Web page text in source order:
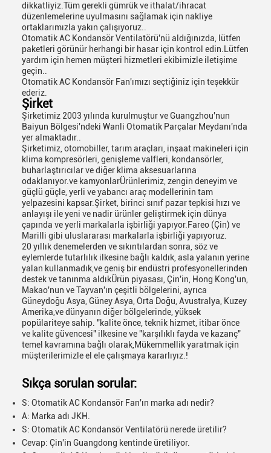
dikkatliyiz.Tüm gerekli gümrük ve ithalat/ihracat
düzenlemelerine uyulmasını sağlamak için nakliye
ortaklarımızla yakın çalışıyoruz..
Otomatik AC Kondansör Ventilatörü'nü aldığınızda, lütfen
paketleri görünür herhangi bir hasar için kontrol edin.Lütfen
yardım için hemen müşteri hizmetleri ekibimizle iletişime
geçin..
Otomatik AC Kondansör Fan'ımızı seçtiğiniz için teşekkür
ederiz.
Şirket
Şirketimiz 2003 yılında kurulmuştur ve Guangzhou'nun
Baiyun Bölgesi'ndeki Wanli Otomatik Parçalar Meydanı'nda
yer almaktadır..
Şirketimiz, otomobiller, tarım araçları, inşaat makineleri için
klima kompresörleri, genişleme valfleri, kondansörler,
buharlaştırıcılar ve diğer klima aksesuarlarına
odaklanıyor.ve kamyonlarÜrünlerimiz, zengin deneyim ve
güçlü güçle, yerli ve yabancı araç modellerinin tam
yelpazesini kapsar.Şirket, birinci sınıf pazar tepkisi hızı ve
anlayışı ile yeni ve nadir ürünler geliştirmek için dünya
çapında ve yerli markalarla işbirliği yapıyor.Fareo (Çin) ve
Marilli gibi uluslararası markalarla işbirliği yapıyoruz.
20 yıllık denemelerden ve sıkıntılardan sonra, söz ve
eylemlerde tutarlılık ilkesine bağlı kaldık, asla yalanın yerine
yalan kullanmadık,ve geniş bir endüstri profesyonellerinden
destek ve tanınma aldıkÜrün piyasası, Çin'in, Hong Kong'un,
Makao'nun ve Tayvan'ın çeşitli bölgelerini, ayrıca
Güneydoğu Asya, Güney Asya, Orta Doğu, Avustralya, Kuzey
Amerika,ve dünyanın diğer bölgelerinde, yüksek
popülariteye sahip. "kalite önce, teknik hizmet, itibar önce
ve kalite güvencesi" ilkesine ve "karşılıklı fayda ve kazanç"
temel kavramına bağlı olarak,Mükemmellik yaratmak için
müşterilerimizle el ele çalışmaya kararlıyız.!
Sıkça sorulan sorular:
S: Otomatik AC Kondansör Fan'ın marka adı nedir?
A: Marka adı JKH.
S: Otomatik AC Kondansör Ventilatörü nerede üretilir?
Cevap: Çin'in Guangdong kentinde üretiliyor.